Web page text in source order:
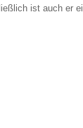
ist auch er